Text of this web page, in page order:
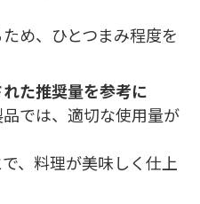
め、ひとつまみ程度を
た推奨量を参考に
では、適切な使用量が
、料理が美味しく仕上